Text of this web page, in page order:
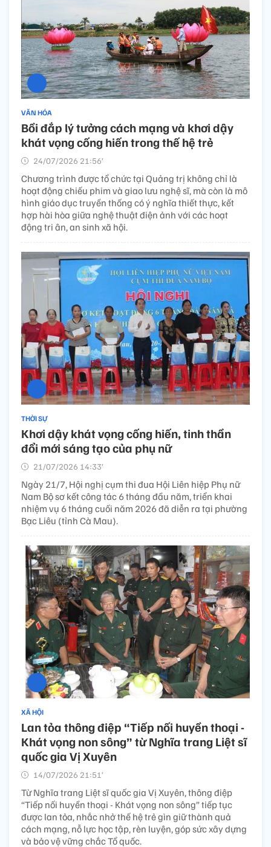
VĂN HÓA
Bồi đắp lý tưởng cách mạng và khơi dậy
khát vọng cống hiến trong thế hệ trẻ
24/07/2026 21:56’
Chương trình được tổ chức tại Quảng trị không chỉ là
hoạt động chiếu phim và giao lưu nghệ sĩ, mà còn là mô
hình giáo dục truyền thống có ý nghĩa thiết thực, kết
hợp hài hòa giữa nghệ thuật điện ảnh với các hoạt
động tri ân, an sinh xã hội.
THỜI SỰ
Khơi dậy khát vọng cống hiến, tinh thần
đổi mới sáng tạo của phụ nữ
21/07/2026 14:33’
Ngày 21/7, Hội nghị cụm thi đua Hội Liên hiệp Phụ nữ
Nam Bộ sơ kết công tác 6 tháng đầu năm, triển khai
nhiệm vụ 6 tháng cuối năm 2026 đã diễn ra tại phường
Bạc Liêu (tỉnh Cà Mau).
XÃ HỘI
Lan tỏa thông điệp “Tiếp nối huyền thoại -
Khát vọng non sông” từ Nghĩa trang Liệt sĩ
quốc gia Vị Xuyên
14/07/2026 21:51’
Từ Nghĩa trang Liệt sĩ quốc gia Vị Xuyên, thông điệp
“Tiếp nối huyền thoại - Khát vọng non sông” tiếp tục
được lan tỏa, nhắc nhở thế hệ trẻ gìn giữ thành quả
cách mạng, nỗ lực học tập, rèn luyện, góp sức xây dựng
và bảo vệ vững chắc Tổ quốc.